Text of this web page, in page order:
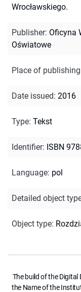
Wrocławskiego.
Publisher: Oficyna
Oświatowe
Place of publishing
Date issued: 2016
Type: Tekst
Identifier: ISBN
Language: pol
Detailed object
Object type:
The build of the
the Name of the